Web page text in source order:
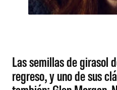
Las semillas de girasol
regreso, y uno de sus